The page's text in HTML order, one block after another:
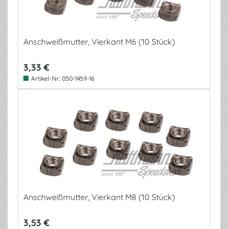
Anschweißmutter, Vierkant M6 (10 Stück)
3,33 €
Artikel-Nr.: 050-1459-16
Anschweißmutter, Vierkant M8 (10 Stück)
3,53 €